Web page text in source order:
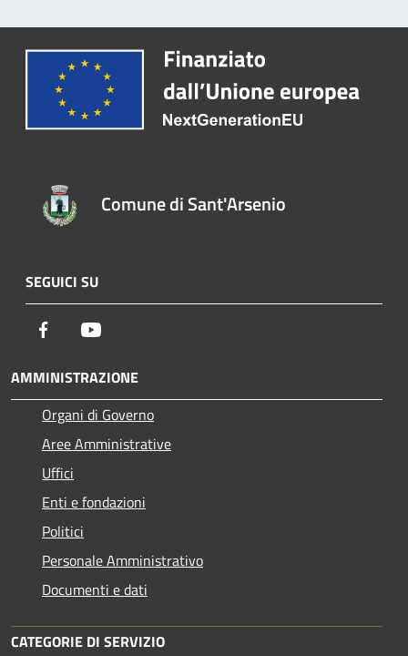
Comune di Sant'Arsenio
SEGUICI SU
Facebook
AMMINISTRAZIONE
Organi di Governo
Aree Amministrative
Uffici
Enti e fondazioni
Politici
Personale Amministrativo
Documenti e dati
CATEGORIE DI SERVIZIO